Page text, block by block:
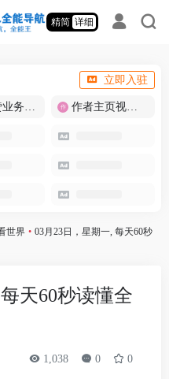
精简 详细
立即入驻
cool粉赞业务商城【爆粉引流】 作者主页视频批量提取
世界 • 03月23日，星期一, 每天60秒
天60秒读懂全
1,038 0 0